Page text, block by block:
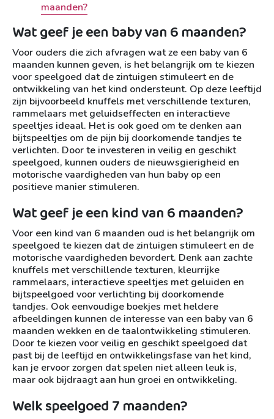
maanden?
Wat geef je een baby van 6 maanden?
Voor ouders die zich afvragen wat ze een baby van 6
maanden kunnen geven, is het belangrijk om te kiezen
voor speelgoed dat de zintuigen stimuleert en de
ontwikkeling van het kind ondersteunt. Op deze leeftijd
zijn bijvoorbeeld knuffels met verschillende texturen,
rammelaars met geluidseffecten en interactieve
speeltjes ideaal. Het is ook goed om te denken aan
bijtspeeltjes om de pijn bij doorkomende tandjes te
verlichten. Door te investeren in veilig en geschikt
speelgoed, kunnen ouders de nieuwsgierigheid en
motorische vaardigheden van hun baby op een
positieve manier stimuleren.
Wat geef je een kind van 6 maanden?
Voor een kind van 6 maanden oud is het belangrijk om
speelgoed te kiezen dat de zintuigen stimuleert en de
motorische vaardigheden bevordert. Denk aan zachte
knuffels met verschillende texturen, kleurrijke
rammelaars, interactieve speeltjes met geluiden en
bijtspeelgoed voor verlichting bij doorkomende
tandjes. Ook eenvoudige boekjes met heldere
afbeeldingen kunnen de interesse van een baby van 6
maanden wekken en de taalontwikkeling stimuleren.
Door te kiezen voor veilig en geschikt speelgoed dat
past bij de leeftijd en ontwikkelingsfase van het kind,
kan je ervoor zorgen dat spelen niet alleen leuk is,
maar ook bijdraagt aan hun groei en ontwikkeling.
Welk speelgoed 7 maanden?